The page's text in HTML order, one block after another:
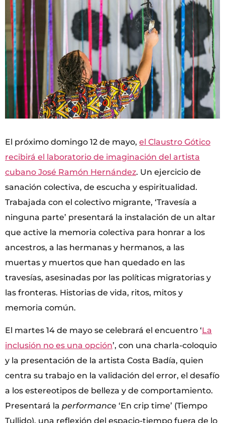
El próximo domingo 12 de mayo, el Claustro Gótico
recibirá el laboratorio de imaginación del artista
cubano José Ramón Hernández. Un ejercicio de
sanación colectiva, de escucha y espiritualidad.
Trabajada con el colectivo migrante, ‘Travesía a
ninguna parte’ presentará la instalación de un altar
que active la memoria colectiva para honrar a los
ancestros, a las hermanas y hermanos, a las
muertas y muertos que han quedado en las
travesías, asesinadas por las políticas migratorias y
las fronteras. Historias de vida, ritos, mitos y
memoria común.
El martes 14 de mayo se celebrará el encuentro ‘La
inclusión no es una opción’, con una charla-coloquio
y la presentación de la artista Costa Badía, quien
centra su trabajo en la validación del error, el desafío
a los estereotipos de belleza y de comportamiento.
Presentará la performance ‘En crip time’ (Tiempo
Tullido), una reflexión del espacio-tiempo fuera de lo